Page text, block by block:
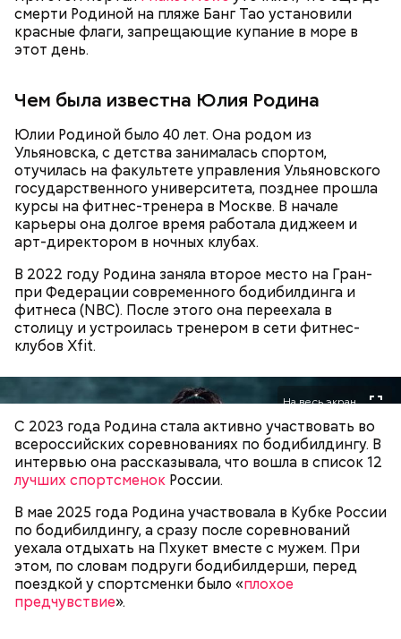
смерти Родиной на пляже Банг Тао установили
красные флаги, запрещающие купание в море в
этот день.
Чем была известна Юлия Родина
Юлии Родиной было 40 лет. Она родом из
Ульяновска, с детства занималась спортом,
отучилась на факультете управления Ульяновского
государственного университета, позднее прошла
курсы на фитнес-тренера в Москве. В начале
карьеры она долгое время работала диджеем и
арт-директором в ночных клубах.
В 2022 году Родина заняла второе место на Гран-
при Федерации современного бодибилдинга и
фитнеса (NBC). После этого она переехала в
столицу и устроилась тренером в сети фитнес-
клубов Xfit.
На весь экран
1/2 Фото: Соцсети
С 2023 года Родина стала активно участвовать во
всероссийских соревнованиях по бодибилдингу. В
интервью она рассказывала, что вошла в список 12
лучших спортсменок России.
В мае 2025 года Родина участвовала в Кубке России
по бодибилдингу, а сразу после соревнований
уехала отдыхать на Пхукет вместе с мужем. При
этом, по словам подруги бодибилдерши, перед
поездкой у спортсменки было «плохое
предчувствие».
апартаменты в100 миллионов рублей, потом
стоимость снизилась до 60 миллионов рублей. Но в
итоге жилье было переоформлено на третье лицо
за пачку печенья.
Фото: Youtube / FAMETIME TV
объект недвижимости… у меня всякие попытки
были отказаться, на что мне показывали бумажку,
что в рамках уголовного дела у него (Гасанова —
прим. «ВМ») нет долгов перед государством,
рассказывал позднее«покупатель» квартиры
суде.
В детстве Миссюра был тихим ребенком, что не
нравилось отчиму, который постоянно ругал
ребенка за робость и нерешительность. Мужчина
даже водил мальчика к старцам и нанимал для него
родом из Греции и не знал русского языка. Еще
отчиму не нравились девушки Миссюры, он считал
их «людьми не его уровня». Со своей последней
избранницей молодой человек планировал
пожениться и завести детей.
Позднее Миссюра рассказывал, что травил отчима
из мести, но не планировал его убивать. Теперь же
подозреваемый уверен, что мужчина напрямую
влияет на ход расследования с помощью денег и
связей, препятствует общению пасынка с матерью.